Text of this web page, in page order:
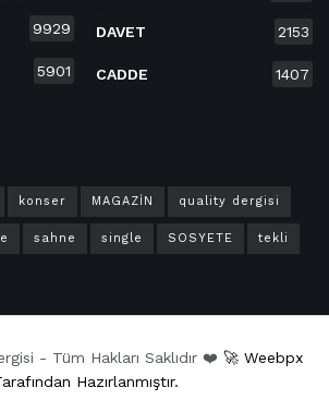
9929
5901
DAVET 2153
CADDE 1407
konser MAGAZİN quality dergisi
sahne single SOSYETE tekli
- Tüm Hakları Saklıdır ❤️ 🚀 Weebpx
Hazırlanmıştır.